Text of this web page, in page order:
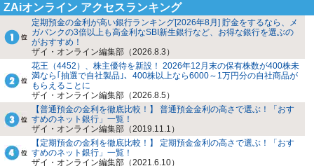
ZAiオンライン アクセスランキング
定期預金の金利が高い銀行ランキング[2026年8月] 貯金をするなら、メ
ガバンクの3倍以上も高金利なSBI新生銀行など、お得な銀行を選ぶの
がおすすめ！
ザイ・オンライン編集部（2026.8.3）
花王（4452）、株主優待を新設！ 2026年12月末の保有株数が400株未
満なら｢抽選で自社製品｣、400株以上なら6000～1万円分の自社商品が
もらえることに
ザイ・オンライン編集部（2026.8.5）
【普通預金の金利を徹底比較！】 普通預金金利の高さで選ぶ！「おす
すめのネット銀行」一覧！
ザイ・オンライン編集部（2019.11.1）
【定期預金の金利を徹底比較！】 定期預金金利の高さで選ぶ！「おす
すめのネット銀行」一覧！
ザイ・オンライン編集部（2021.6.10）